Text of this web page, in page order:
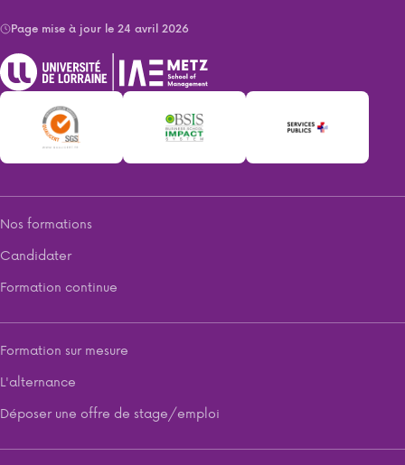
Page mise à jour le 24 avril 2026
Nos formations
Candidater
Formation continue
Formation sur mesure
L'alternance
Déposer une offre de stage/emploi